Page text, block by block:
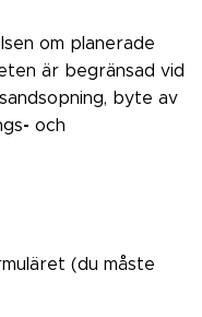
om planerade
är begränsad vid
byte av
- och
(du måste